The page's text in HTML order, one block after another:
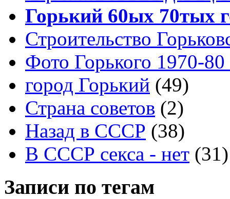
Горький 60ых 70тых
Строительство
Фото Горького 1970-80
город Горький (49)
Страна советов (2)
Назад в СССР (38)
В СССР секса - нет (31)
Записи по тегам